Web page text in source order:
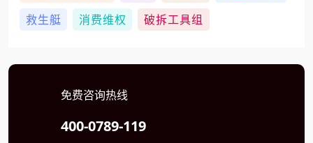
救生艇
消费维权 破拆工具组
免费咨询热线
400-0789-119